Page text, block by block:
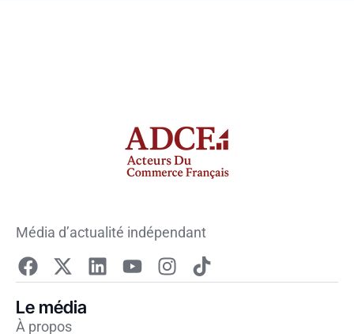
Média d’actualité indépendant
Le média
À propos